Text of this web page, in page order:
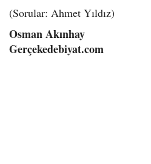
(Sorular: Ahmet Yıldız)
Osman Akınhay
Gerçekedebiyat.com